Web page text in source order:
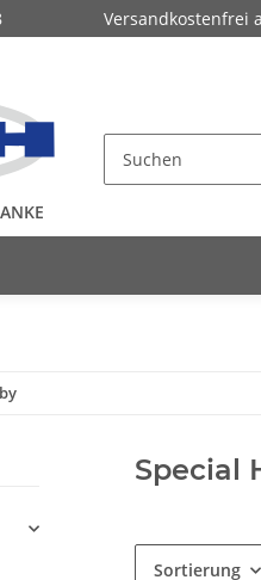
Versandkostenfrei
Special
Sortierung